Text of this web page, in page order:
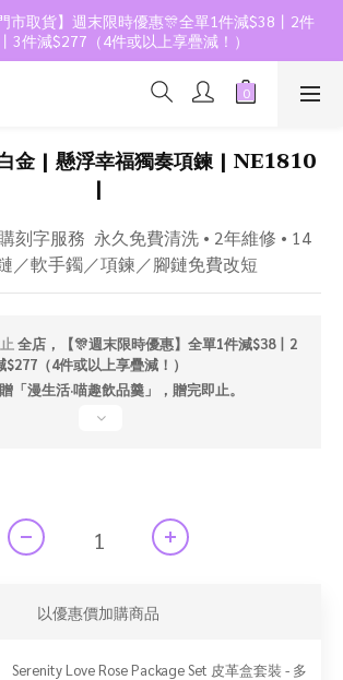
市取貨】週末限時優惠🎊全單1件減$38丨2件
3件減$277（4件或以上享疊減！）
金 | 懸浮幸福獨奏項鍊 | NE1810
|
刻字服務  永久免費清洗 • 2年維修 • 14
／軟手鐲／項鍊／腳鏈免費改短
全店，【🎊週末限時優惠】全單1件減$38丨2
（4件或以上享疊減！）
「漫生活·喵趣飲品羹」，贈完即止。
以優惠價加購商品
Serenity Love Rose Package Set 皮革盒套裝 - 多